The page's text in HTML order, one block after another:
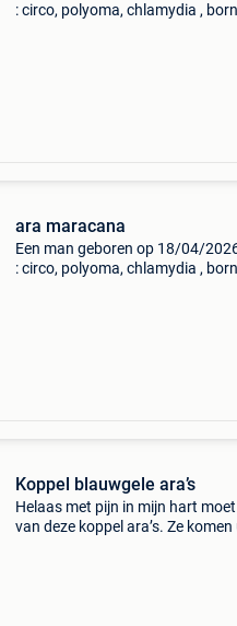
: circo, polyoma, chlamydia ,
ara maracana
Een man geboren op 18/04/
: circo, polyoma, chlamydia ,
Koppel blauwgele ara’s
Helaas met pijn in mijn hart
van deze koppel ara’s. Ze